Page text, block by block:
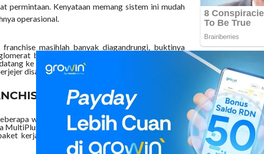
permintaan. Kenyataan memang sistem ini mudah
operasional.
masihlah banyak diagandrungi, buktinya
berkonsep waralaba. Di penghujung 2003
ke pameran waralaba lokal, maka kamu akan
disana.
SUKSES
waralaba memilih menawarkan bidang jasa
MultiPlus, sebuah merek dagang yang menawarkan
kerja. Ada jasa pengiriman, warnet, fotokopi,